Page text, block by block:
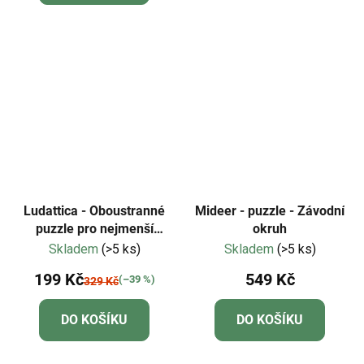
z
Ludattica - Oboustranné
puzzle pro nejmenší
Dopravní prostředky -
Skladem (>5 ks)
199 Kč329 Kč(–39 %)
DO KOŠÍKU
Mideer - puzzle - Závodní
okruh
Skladem (>5 ks)
549 Kč
DO KOŠÍKU